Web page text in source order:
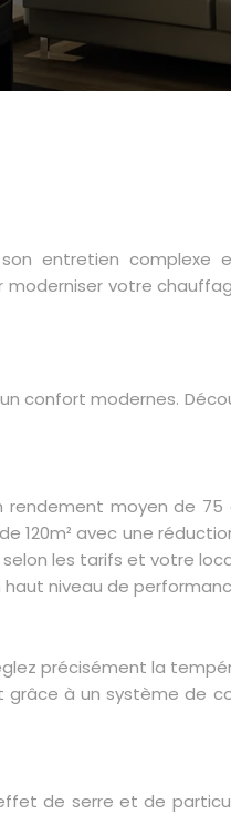
entretien
votre
confort modernes.
moyen de
120m² avec une
les tarifs et votre
haut niveau de
précisément la
à un système de
de serre et de